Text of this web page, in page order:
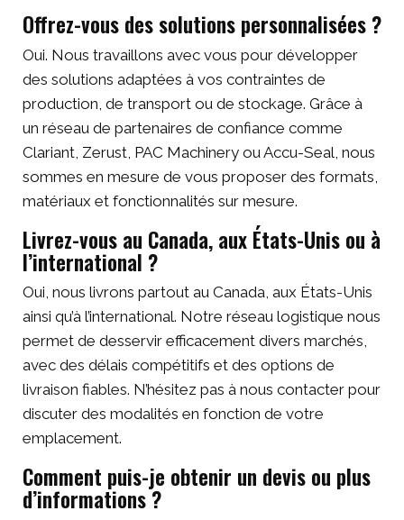
Offrez-vous des solutions personnalisées ?
Oui. Nous travaillons avec vous pour développer
des solutions adaptées à vos contraintes de
production, de transport ou de stockage. Grâce à
un réseau de partenaires de confiance comme
Clariant, Zerust, PAC Machinery ou Accu-Seal, nous
sommes en mesure de vous proposer des formats,
matériaux et fonctionnalités sur mesure.
Livrez-vous au Canada, aux États-Unis ou à
l’international ?
Oui, nous livrons partout au Canada, aux États-Unis
ainsi qu’à l’international. Notre réseau logistique nous
permet de desservir efficacement divers marchés,
avec des délais compétitifs et des options de
livraison fiables. N’hésitez pas à nous contacter pour
discuter des modalités en fonction de votre
emplacement.
Comment puis-je obtenir un devis ou plus
d’informations ?